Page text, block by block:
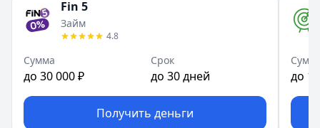
Fin 5
Займ
4.8
Сумма
до 30 000 ₽
Срок
до 30 дней
Получить деньги
до